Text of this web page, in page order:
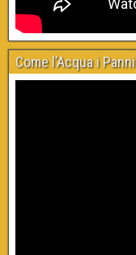
Come l’Acqua i Panni